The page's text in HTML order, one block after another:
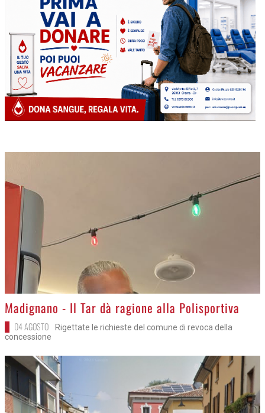
>Madignano - Il Tar dà ragione alla Polisportiva
04 AGOSTO
Rigettate le richieste del comune di revoca della
concessione